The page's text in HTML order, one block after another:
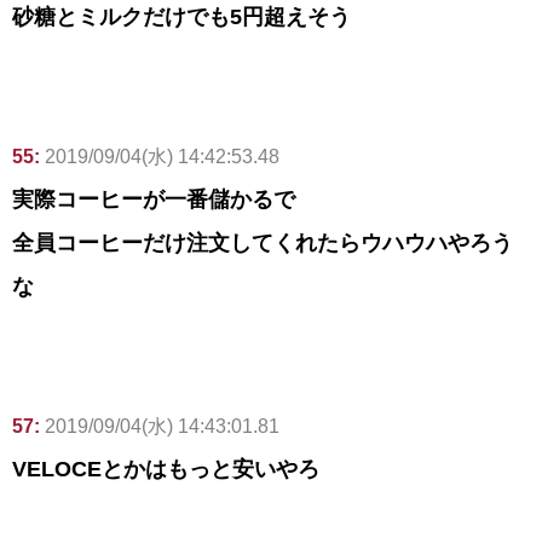
砂糖とミルクだけでも5円超えそう
55: 2019/09/04(水) 14:42:53.48
実際コーヒーが一番儲かるで
全員コーヒーだけ注文してくれたらウハウハやろう
な
57: 2019/09/04(水) 14:43:01.81
VELOCEとかはもっと安いやろ